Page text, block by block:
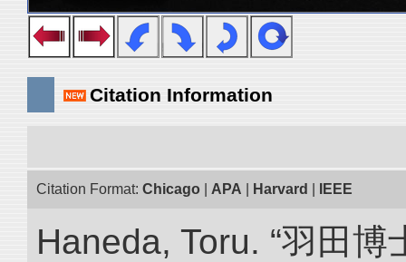
Citation Information
Citation Format: Chicago APA Harvard IEEE
Haneda, Toru. “羽田博